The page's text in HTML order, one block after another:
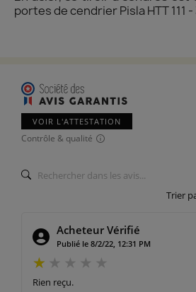
portes de cendrier Pisla HTT 111 -
VOIR L'ATTESTATION
Contrôle & qualité
Trier
Acheteur Vérifié
Publié le 8/2/22, 12:31 PM
Rien reçu.